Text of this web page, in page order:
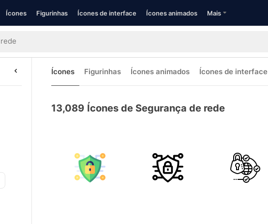
Ícones Figurinhas Ícones de interface Ícones animados Mais
Ícones Figurinhas Ícones animados Ícones de interface
13,089 Ícones de Segurança de rede